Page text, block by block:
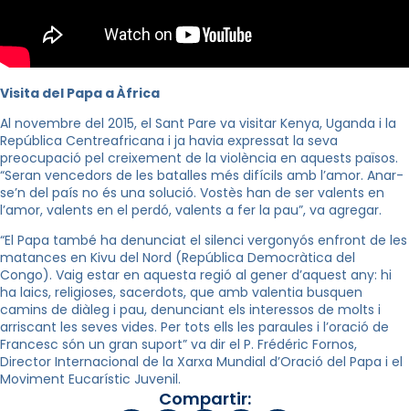
Visita del Papa a Àfrica
Al novembre del 2015, el Sant Pare va visitar Kenya, Uganda i la
República Centreafricana i ja havia expressat la seva
preocupació pel creixement de la violència en aquests països.
“Seran vencedors de les batalles més difícils amb l’amor. Anar-
se’n del país no és una solució. Vostès han de ser valents en
l’amor, valents en el perdó, valents a fer la pau”, va agregar.
“El Papa també ha denunciat el silenci vergonyós enfront de les
matances en Kivu del Nord (República Democràtica del
Congo). Vaig estar en aquesta regió al gener d’aquest any: hi
ha laics, religioses, sacerdots, que amb valentia busquen
camins de diàleg i pau, denunciant els interessos de molts i
arriscant les seves vides. Per tots ells les paraules i l’oració de
Francesc són un gran suport” va dir el P. Frédéric Fornos,
Director Internacional de la Xarxa Mundial d’Oració del Papa i el
Moviment Eucarístic Juvenil.
Compartir: